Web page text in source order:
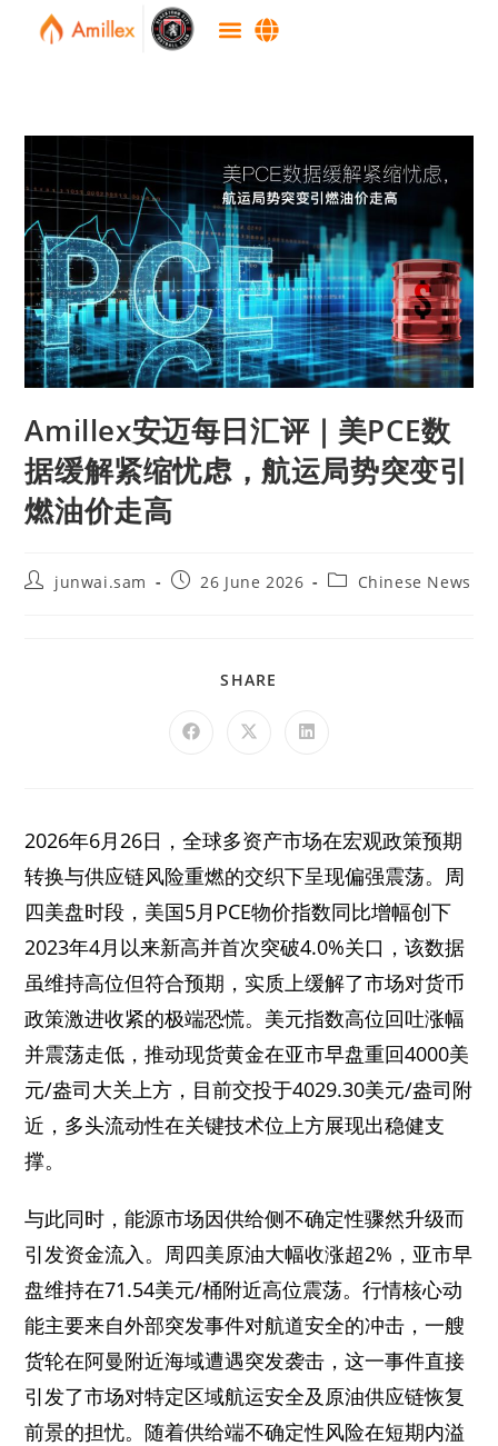
Amillex安迈每日汇评｜美PCE数
据缓解紧缩忧虑，航运局势突变引
燃油价走高
junwai.sam 26 June 2026 Chinese News
SHARE
2026年6月26日，全球多资产市场在宏观政策预期
转换与供应链风险重燃的交织下呈现偏强震荡。周
四美盘时段，美国5月PCE物价指数同比增幅创下
2023年4月以来新高并首次突破4.0%关口，该数据
虽维持高位但符合预期，实质上缓解了市场对货币
政策激进收紧的极端恐慌。美元指数高位回吐涨幅
并震荡走低，推动现货黄金在亚市早盘重回4000美
元/盎司大关上方，目前交投于4029.30美元/盎司附
近，多头流动性在关键技术位上方展现出稳健支
撑。
与此同时，能源市场因供给侧不确定性骤然升级而
引发资金流入。周四美原油大幅收涨超2%，亚市早
盘维持在71.54美元/桶附近高位震荡。行情核心动
能主要来自外部突发事件对航道安全的冲击，一艘
货轮在阿曼附近海域遭遇突发袭击，这一事件直接
引发了市场对特定区域航运安全及原油供应链恢复
前景的担忧。随着供给端不确定性风险在短期内溢